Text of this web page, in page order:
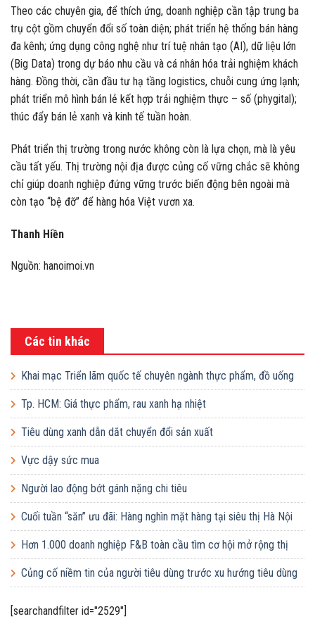
Theo các chuyên gia, để thích ứng, doanh nghiệp cần tập trung ba
trụ cột gồm chuyển đổi số toàn diện; phát triển hệ thống bán hàng
đa kênh; ứng dụng công nghệ như trí tuệ nhân tạo (AI), dữ liệu lớn
(Big Data) trong dự báo nhu cầu và cá nhân hóa trải nghiệm khách
hàng. Đồng thời, cần đầu tư hạ tầng logistics, chuỗi cung ứng lạnh;
phát triển mô hình bán lẻ kết hợp trải nghiệm thực – số (phygital);
thúc đẩy bán lẻ xanh và kinh tế tuần hoàn.
Phát triển thị trường trong nước không còn là lựa chọn, mà là yêu
cầu tất yếu. Thị trường nội địa được củng cố vững chắc sẽ không
chỉ giúp doanh nghiệp đứng vững trước biến động bên ngoài mà
còn tạo “bệ đỡ” để hàng hóa Việt vươn xa.
Thanh Hiền
Nguồn: hanoimoi.vn
Các tin khác
Khai mạc Triển lãm quốc tế chuyên ngành thực phẩm, đồ uống
và công nghệ chế biến
Tp. HCM: Giá thực phẩm, rau xanh hạ nhiệt
Tiêu dùng xanh dẫn dắt chuyển đổi sản xuất
Vực dậy sức mua
Người lao động bớt gánh nặng chi tiêu
Cuối tuần “săn” ưu đãi: Hàng nghìn mặt hàng tại siêu thị Hà Nội
giảm giá sâu
Hơn 1.000 doanh nghiệp F&B toàn cầu tìm cơ hội mở rộng thị
trường tại Việt Nam
Củng cố niềm tin của người tiêu dùng trước xu hướng tiêu dùng
[searchandfilter id="2529"]